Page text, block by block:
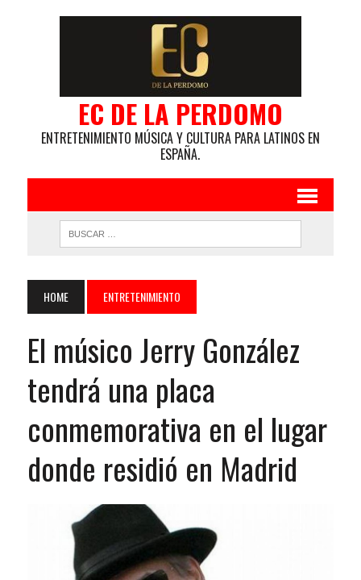
EC DE LA PERDOMO
ENTRETENIMIENTO MÚSICA Y CULTURA PARA LATINOS EN
ESPAÑA.
HOME ENTRETENIMIENTO
El músico Jerry González
tendrá una placa
conmemorativa en el lugar
donde residió en Madrid